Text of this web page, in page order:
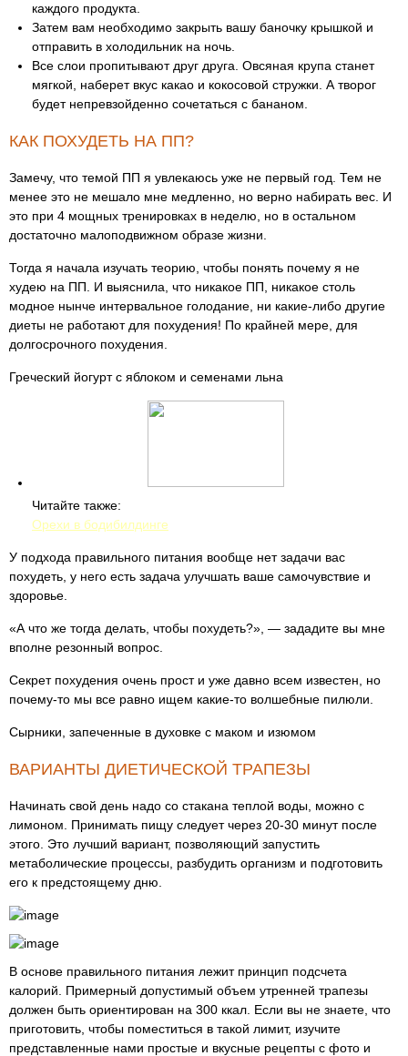
каждого продукта.
Затем вам необходимо закрыть вашу баночку крышкой и
отправить в холодильник на ночь.
Все слои пропитывают друг друга. Овсяная крупа станет
мягкой, наберет вкус какао и кокосовой стружки. А творог
будет непревзойденно сочетаться с бананом.
КАК ПОХУДЕТЬ НА ПП?
Замечу, что темой ПП я увлекаюсь уже не первый год. Тем не
менее это не мешало мне медленно, но верно набирать вес. И
это при 4 мощных тренировках в неделю, но в остальном
достаточно малоподвижном образе жизни.
Тогда я начала изучать теорию, чтобы понять почему я не
худею на ПП. И выяснила, что никакое ПП, никакое столь
модное нынче интервальное голодание, ни какие-либо другие
диеты не работают для похудения! По крайней мере, для
долгосрочного похудения.
Греческий йогурт с яблоком и семенами льна
Читайте также:
Орехи в бодибилдинге
У подхода правильного питания вообще нет задачи вас
похудеть, у него есть задача улучшать ваше самочувствие и
здоровье.
«А что же тогда делать, чтобы похудеть?», — зададите вы мне
вполне резонный вопрос.
Секрет похудения очень прост и уже давно всем известен, но
почему-то мы все равно ищем какие-то волшебные пилюли.
Сырники, запеченные в духовке с маком и изюмом
ВАРИАНТЫ ДИЕТИЧЕСКОЙ ТРАПЕЗЫ
Начинать свой день надо со стакана теплой воды, можно с
лимоном. Принимать пищу следует через 20-30 минут после
этого. Это лучший вариант, позволяющий запустить
метаболические процессы, разбудить организм и подготовить
его к предстоящему дню.
В основе правильного питания лежит принцип подсчета
калорий. Примерный допустимый объем утренней трапезы
должен быть ориентирован на 300 ккал. Если вы не знаете, что
приготовить, чтобы поместиться в такой лимит, изучите
представленные нами простые и вкусные рецепты с фото и